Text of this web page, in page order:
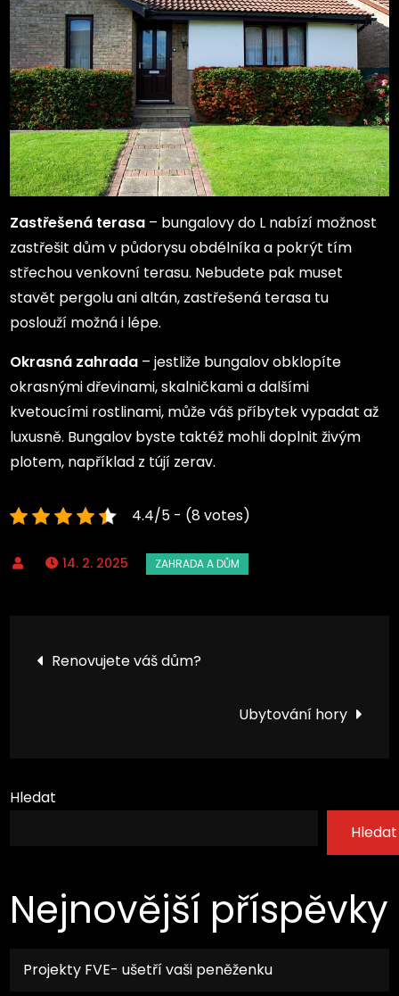
Zastřešená terasa – bungalovy do L nabízí možnost
zastřešit dům v půdorysu obdélníka a pokrýt tím
střechou venkovní terasu. Nebudete pak muset
stavět pergolu ani altán, zastřešená terasa tu
poslouží možná i lépe.
Okrasná zahrada – jestliže bungalov obklopíte
okrasnými dřevinami, skalničkami a dalšími
kvetoucími rostlinami, může váš příbytek vypadat až
luxusně. Bungalov byste taktéž mohli doplnit živým
plotem, například z tújí zerav.
4.4/5 - (8 votes)
14. 2. 2025
Navigace
Renovujete váš dům?
Ubytování hory
Hledat
Hledat
Nejnovější příspěvky
Projekty FVE- ušetří vaši peněženku